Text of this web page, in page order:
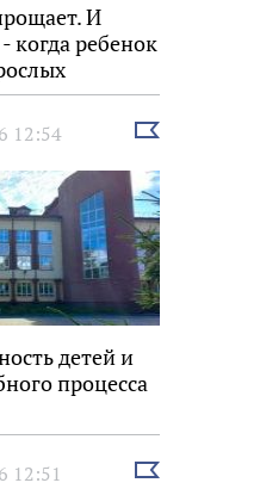
И
когда ребенок
12:54
Выбрать
детей и
процесса
12:51
Выбрать